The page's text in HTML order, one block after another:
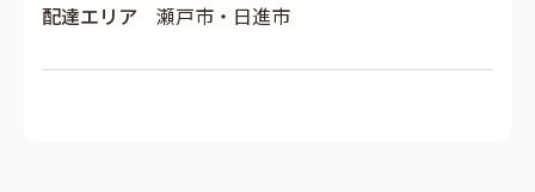
配達エリア
瀬戸市・日進市